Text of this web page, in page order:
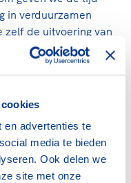
en advertenties te
media te bieden
Ook delen we
site met onze
in verduurzamen
zelf de uitvoering van
geschikt moment
kenmerken van jouw
NL Groen